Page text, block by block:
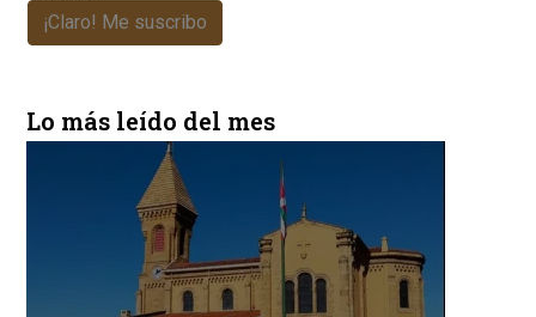
¡Claro! Me suscribo
Lo más leído del mes